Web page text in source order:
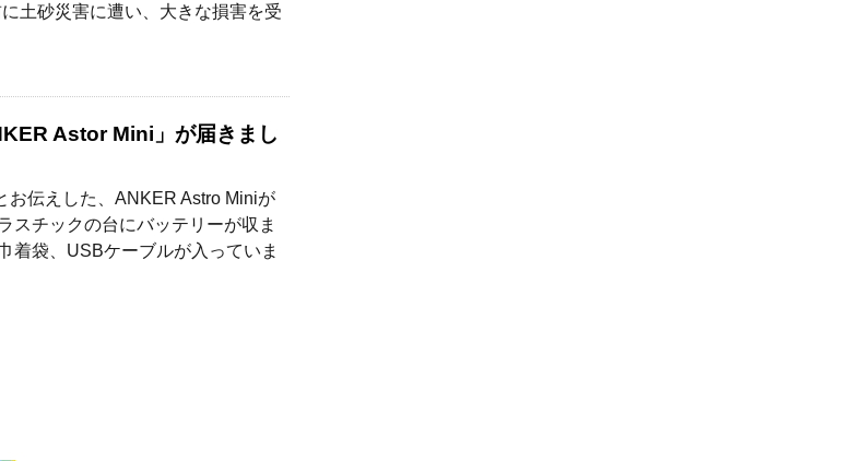
土砂災害に遭い、大きな損害を受
Astor Mini」が届きまし
お伝えした、ANKER Astro Miniが
スチックの台にバッテリーが収ま
着袋、USBケーブルが入っていま